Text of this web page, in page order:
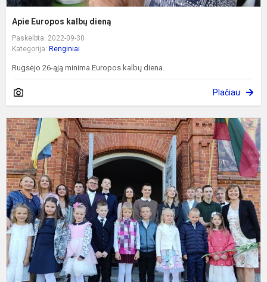
Apie Europos kalbų dieną
Paskelbta: 2022-09-30
Kategorija: Renginiai
Rugsėjo 26-ąją minima Europos kalbų diena.
Plačiau